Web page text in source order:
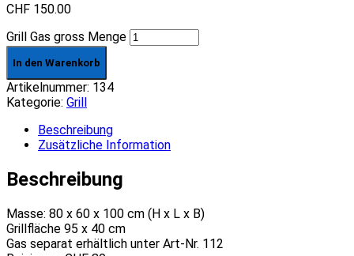
CHF 150.00
Grill Gas gross Menge
In den Warenkorb
Artikelnummer: 134
Kategorie: Grill
Beschreibung
Zusätzliche Information
Beschreibung
Masse: 80 x 60 x 100 cm (H x L x B)
Grillfläche 95 x 40 cm
Gas separat erhältlich unter Art-Nr. 112